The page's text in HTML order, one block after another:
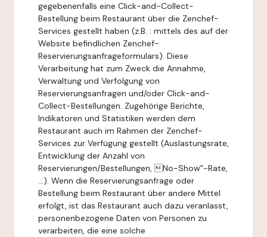
gegebenenfalls eine Click-and-Collect-
Bestellung beim Restaurant über die Zenchef-
Services gestellt haben (z.B. : mittels des auf der
Website befindlichen Zenchef-
Reservierungsanfrageformulars). Diese
Verarbeitung hat zum Zweck die Annahme,
Verwaltung und Verfolgung von
Reservierungsanfragen und/oder Click-and-
Collect-Bestellungen. Zugehörige Berichte,
Indikatoren und Statistiken werden dem
Restaurant auch im Rahmen der Zenchef-
Services zur Verfügung gestellt (Auslastungsrate,
Entwicklung der Anzahl von
Reservierungen/Bestellungen, No-Show"-Rate,
...). Wenn die Reservierungsanfrage oder
Bestellung beim Restaurant über andere Mittel
erfolgt, ist das Restaurant auch dazu veranlasst,
personenbezogene Daten von Personen zu
verarbeiten, die eine solche